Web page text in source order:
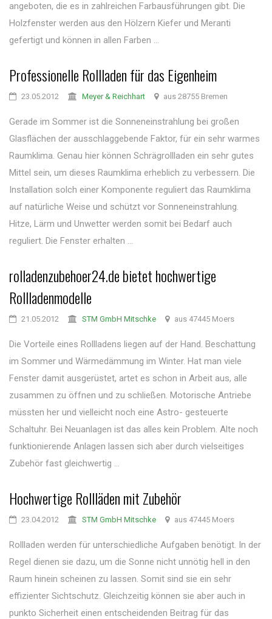
angeboten, die es in zahlreichen Farbausführungen gibt. Die
Holzfenster werden aus den Hölzern Kiefer und Meranti
gefertigt und können in allen Farben ...
Professionelle Rollladen für das Eigenheim
23.05.2012 Meyer & Reichhart aus 28755 Bremen
Gerade im Sommer ist die Sonneneinstrahlung bei großen
Glasflächen der ausschlaggebende Faktor, für ein sehr warmes
Raumklima. Genau hier können Schrägrollladen ein sehr gutes
Mittel sein, um dieses Raumklima erheblich zu verbessern. Die
Installation solch einer Komponente reguliert das Raumklima
auf natürliche Weise und schützt vor Sonneneinstrahlung.
Hitze, Lärm und Unwetter werden somit bei Bedarf auch
reguliert. Die Fenster erhalten ...
rolladenzubehoer24.de bietet hochwertige
Rollladenmodelle
21.05.2012 STM GmbH Mitschke aus 47445 Moers
Die Vorteile eines Rollladens liegen auf der Hand. Beschattung
im Sommer und Wärmedämmung im Winter. Hat man viele
Fenster damit ausgerüstet, artet es schon in Arbeit aus, alle
zusammen zu öffnen und zu schließen. Motorische Antriebe
müssten her und vielleicht noch eine Astro- gesteuerte
Schaltuhr. Bei Neuanlagen ist das alles kein Problem. Alte noch
funktionierende Anlagen lassen sich aber durch vielseitiges
Zubehör fast gleichwertig ...
Hochwertige Rollläden mit Zubehör
23.04.2012 STM GmbH Mitschke aus 47445 Moers
Rollladen werden für unterschiedliche Aufgaben benötigt. In der
Regel dienen sie dazu, um die Sonne nicht unnötig hell in den
Raum hinein scheinen zu lassen. Somit sind sie ein sehr
effizienter Sichtschutz. Gleichzeitig können sie aber auch in
punkto Sicherheit einen entscheidenden Beitrag für das